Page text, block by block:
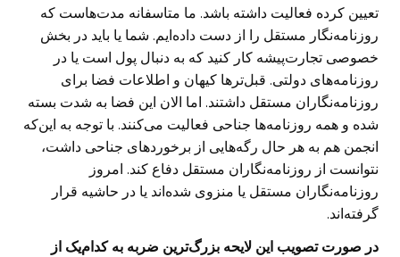
تعیین کرده فعالیت داشته باشد. ما متاسفانه مدت‌هاست که
روزنامه‌نگار مستقل را از دست داده‌ایم. شما یا باید در بخش
خصوصی تجارت‌پیشه کار کنید که به دنبال پول است یا در
روزنامه‌های دولتی. قبل‌ترها کیهان و اطلاعات فضا برای
روزنامه‌نگاران مستقل داشتند. اما الان این فضا به شدت بسته
شده و همه روزنامه‌ها جناحی فعالیت می‌کنند. با توجه به این‌که
انجمن هم به هر حال رگه‌هایی از برخوردهای جناحی داشت،
نتوانست از روزنامه‌نگاران مستقل دفاع کند. امروز
روزنامه‌نگاران مستقل یا منزوی شده‌اند یا در حاشیه قرار
گرفته‌اند.
در صورت تصویب این لایحه بزرگ‌ترین ضربه به کدام‌یک از